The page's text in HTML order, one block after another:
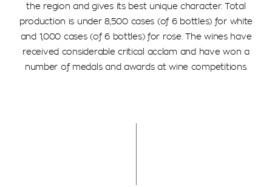
the region and gives its best unique character. Total
production is under 8,500 cases (of 6 bottles) for white
and 1,000 cases (of 6 bottles) for rose. The wines have
received considerable critical acclam and have won a
number of medals and awards at wine competitions.